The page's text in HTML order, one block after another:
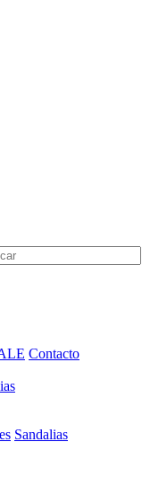
Contacto
Sandalias